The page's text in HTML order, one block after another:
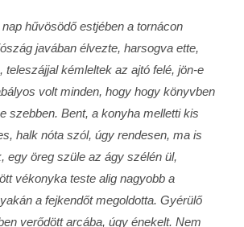
hűvösödő estjében a tornácon
javában élvezte, harsogva ette,
teleszájjal kémleltek az ajtó felé, jön-e
volt minden, hogy hogy könyvben
szebben. Bent, a konyha melletti kis
halk nóta szól, úgy rendesen, ma is
egy öreg szüle az ágy szélén ül,
vékonyka teste alig nagyobb a
a fejkendőt megoldotta. Gyérülő
verődött arcába, úgy énekelt. Nem